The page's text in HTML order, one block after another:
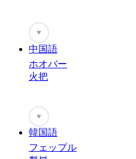
♥
中国語
ホオバー
火把
♥
韓国語
フェップル